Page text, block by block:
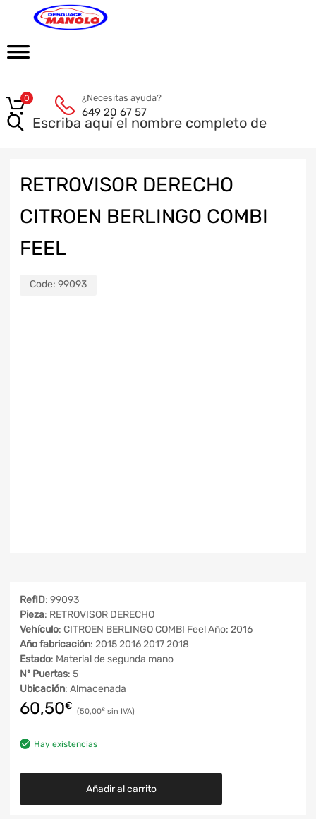
¿Necesitas ayuda?
649 20 67 57
0
RETROVISOR DERECHO
CITROEN BERLINGO COMBI
FEEL
Code: 99093
RefID: 99093
Pieza: RETROVISOR DERECHO
Vehículo: CITROEN BERLINGO COMBI Feel Año: 2016
Año fabricación: 2015 2016 2017 2018
Estado: Material de segunda mano
Nº Puertas: 5
Ubicación: Almacenada
60,50€ 50,00€
Hay existencias
Añadir al carrito